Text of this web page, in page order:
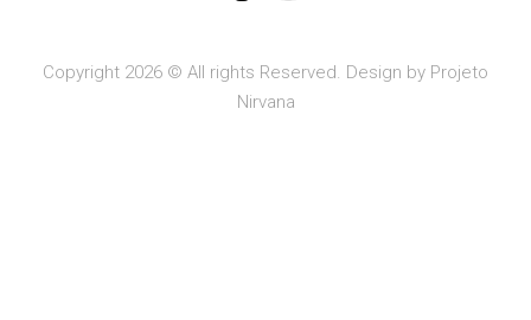
Copyright 2026 © All rights Reserved. Design by Projeto
Nirvana